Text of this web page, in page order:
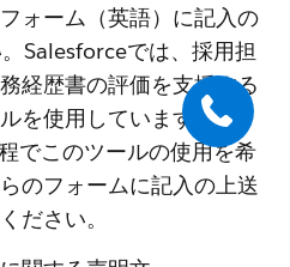
ォーム（英語）に記入の
Salesforceでは、採用担
経歴書の評価を支援する
を使用しています。
でこのツールの使用を希
のフォームに記入の上送
ださい。